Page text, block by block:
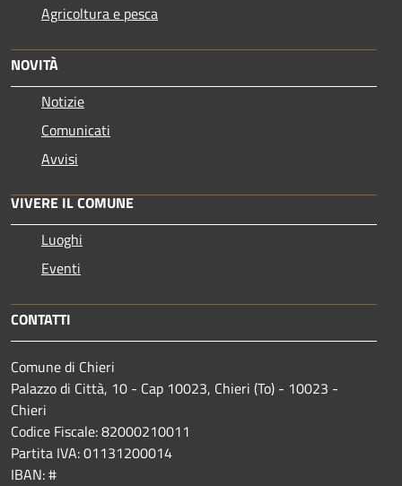
Agricoltura e pesca
NOVITÀ
Notizie
Comunicati
Avvisi
VIVERE IL COMUNE
Luoghi
Eventi
CONTATTI
Comune di Chieri
Palazzo di Città, 10 - Cap 10023, Chieri (To) - 10023 -
Chieri
Codice Fiscale: 82000210011
Partita IVA: 01131200014
IBAN: #